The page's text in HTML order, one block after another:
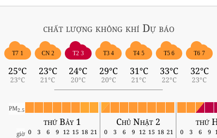
chất lượng không khí Dự báo
T7 1
25°C
23°C
CN 2
23°C
21°C
T2 3
24°C
20°C
T3 4
29°C
20°C
T4 5
31°C
21°C
T5 6
33°C
22°C
T6 7
32°C
23°C
PM2.5
thứ Bảy 1 Chủ Nhật 2 thứ
giờ 0 3 6 9 12 15 18 21 0 3 6 9 12 15 18 21 0 3 6 9